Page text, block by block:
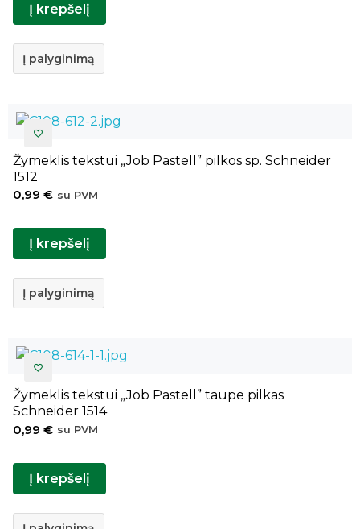
Į krepšelį
Į palyginimą
Žymeklis tekstui „Job Pastell” pilkos sp. Schneider
1512
0,99 € su PVM
Į krepšelį
Į palyginimą
Žymeklis tekstui „Job Pastell” taupe pilkas
Schneider 1514
0,99 € su PVM
Į krepšelį